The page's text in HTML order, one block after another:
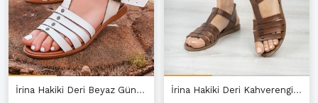
İrina Hakiki Deri Beyaz Günlük Kadın Sandalet A-3 İrina Hakiki Deri Kahverengi Günlük Kadın Sandalet